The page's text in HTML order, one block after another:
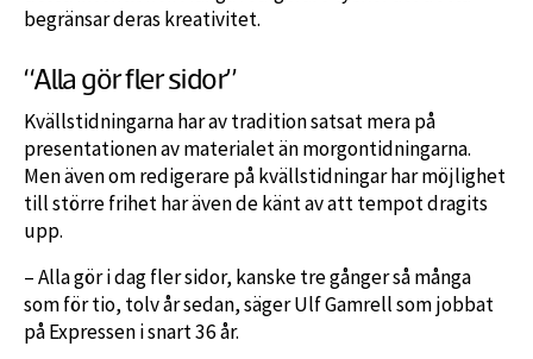
begränsar deras kreativitet.
“Alla gör fler sidor”
Kvällstidningarna har av tradition satsat mera på
presentationen av materialet än morgontidningarna.
Men även om redigerare på kvällstidningar har möjlighet
till större frihet har även de känt av att tempot dragits
upp.
– Alla gör i dag fler sidor, kanske tre gånger så många
som för tio, tolv år sedan, säger Ulf Gamrell som jobbat
på Expressen i snart 36 år.